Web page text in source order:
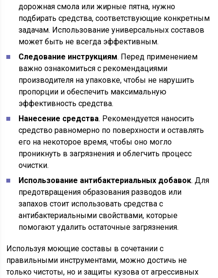
дорожная смола или жирные пятна, нужно
подбирать средства, соответствующие конкретным
задачам. Использование универсальных составов
может быть не всегда эффективным.
Следование инструкциям. Перед применением
важно ознакомиться с рекомендациями
производителя на упаковке, чтобы не нарушить
пропорции и обеспечить максимальную
эффективность средства.
Нанесение средства. Рекомендуется наносить
средство равномерно по поверхности и оставлять
его на некоторое время, чтобы оно могло
проникнуть в загрязнения и облегчить процесс
очистки.
Использование антибактериальных добавок. Для
предотвращения образования разводов или
запахов стоит использовать средства с
антибактериальными свойствами, которые
помогают удалить остаточные загрязнения.
Используя моющие составы в сочетании с
правильными инструментами, можно достичь не
только чистоты, но и защиты кузова от агрессивных